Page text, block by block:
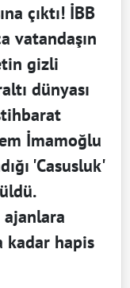
çıktı! İBB
vatandaşın
gizli
dünyası
İmamoğlu
'Casusluk'
ajanlara
kadar hapis